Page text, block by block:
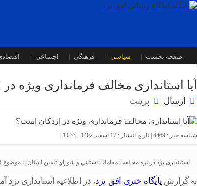
صفحه نخست سیاسی فرهنگی اجتماعی
آیا استانداری مخالف فرمانداری ویژه
ارسال پرینت
شناسه خبر : 4469 | تاریخ انتشار : 17 اسفند 1402 - 10:33 |
استانداری یزد درباره مخالفت مقامات استاني و شوراي تامين استان با
به گزارش پایگاه خبری افق یزد، در اطلاعیه استانداری